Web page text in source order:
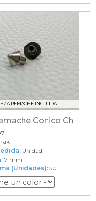
REMACHE INCLUIDA
Conico Ch
Unidad
7 mm
(Unidades): 50
50en el carrito